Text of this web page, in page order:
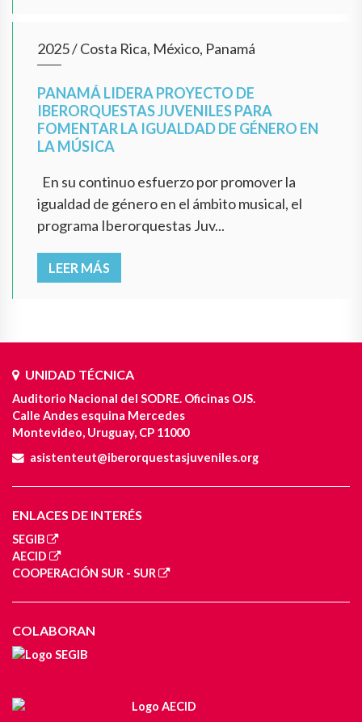
2025/Costa Rica, México, Panamá
PANAMÁ LIDERA PROYECTO DE
IBERORQUESTAS JUVENILES PARA
FOMENTAR LA IGUALDAD DE GÉNERO EN
LA MÚSICA
En su continuo esfuerzo por promover la
igualdad de género en el ámbito musical, el
programa Iberorquestas Juv...
LEER MÁS
UNIDAD TÉCNICA
Auditorio Nacional del SODRE. Oficinas OJS.
Calle Andes esquina Mercedes
Montevideo, Uruguay, CP 11000
asistenteut@iberorquestasjuveniles.org
ENLACES DE INTERÉS
SEGIB
AECID
COOPERACIÓN SUR - SUR
COLABORAN